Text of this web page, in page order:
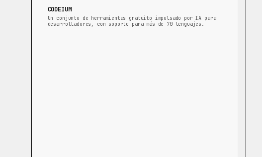
CODEIUM
Un conjunto de herramientas gratuito impulsado por IA para
desarrolladores, con soporte para más de 70 lenguajes.